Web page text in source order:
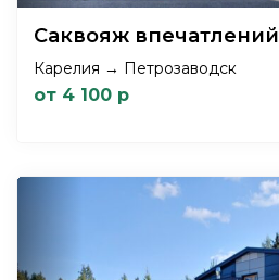
Саквояж впечатлений
Карелия → Петрозаводск
от 4 100 р